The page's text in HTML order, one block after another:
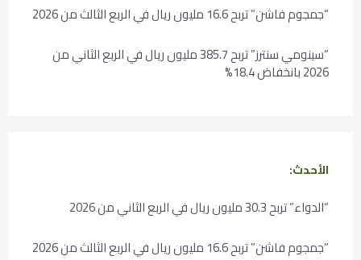
“جمجوم فاشن” تربح 16.6 مليون ريال في الربع الثالث من 2026
“سينومي سنترز” تربح 385.7 مليون ريال في الربع الثاني من
2026 بانخفاض 18.4%
الأحدث:
“الدواء” تربح 30.3 مليون ريال في الربع الثاني من 2026
“جمجوم فاشن” تربح 16.6 مليون ريال في الربع الثالث من 2026